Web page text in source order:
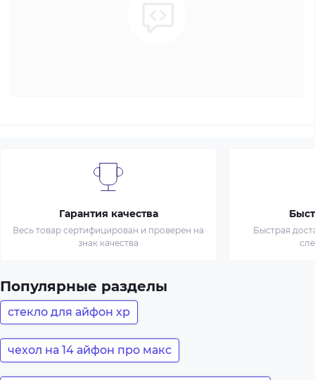
Гарантия качества
Весь товар сертифицирован и проверен на
знак качества
Быстрая
Популярные разделы
стекло для айфон хр
чехол на 14 айфон про макс